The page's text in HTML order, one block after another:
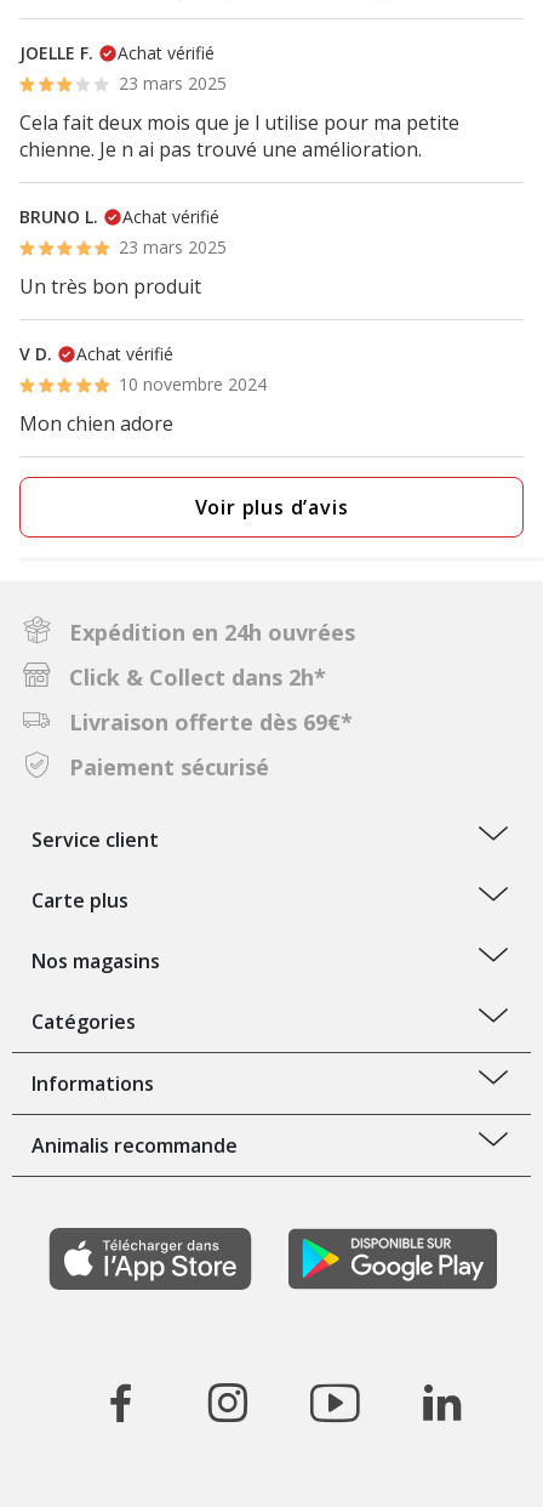
JOELLE F.
Achat vérifié
23 mars 2025
Cela fait deux mois que je l utilise pour ma petite
chienne. Je n ai pas trouvé une amélioration.
BRUNO L.
Achat vérifié
23 mars 2025
Un très bon produit
V D.
Achat vérifié
10 novembre 2024
Mon chien adore
Voir plus d’avis
Expédition en 24h ouvrées
Click & Collect dans 2h*
Livraison offerte dès 69€*
Paiement sécurisé
Service client
Carte plus
Nos magasins
Catégories
Informations
Animalis recommande